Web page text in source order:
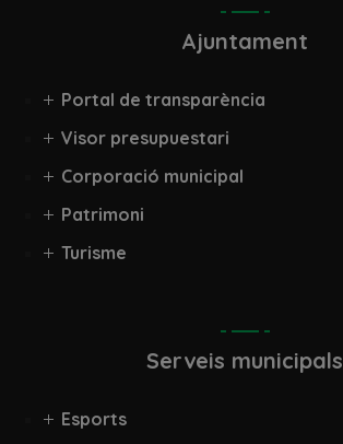
Ajuntament
Portal de transparència
Visor presupuestari
Corporació municipal
Patrimoni
Turisme
Serveis municipals
Esports